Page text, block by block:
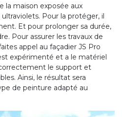
la maison exposée aux
Pour la protéger, il
Et pour prolonger sa durée,
Pour assurer les travaux de
appel au façadier JS Pro
expérimenté et a le matériel
le support et
Ainsi, le résultat sera
de peinture adapté au